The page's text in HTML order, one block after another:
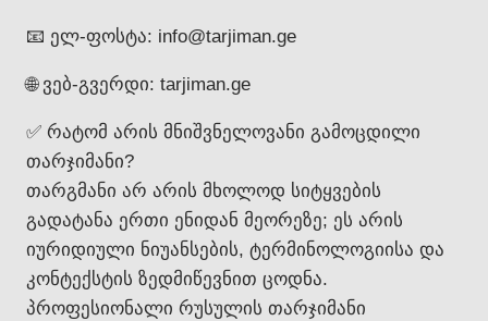
📧 ელ-ფოსტა: info@tarjiman.ge
🌐 ვებ-გვერდი: tarjiman.ge
✅ რატომ არის მნიშვნელოვანი გამოცდილი
თარჯიმანი?
თარგმანი არ არის მხოლოდ სიტყვების
გადატანა ერთი ენიდან მეორეზე; ეს არის
იურიდიული ნიუანსების, ტერმინოლოგიისა და
კონტექსტის ზედმიწევნით ცოდნა.
პროფესიონალი რუსულის თარჯიმანი